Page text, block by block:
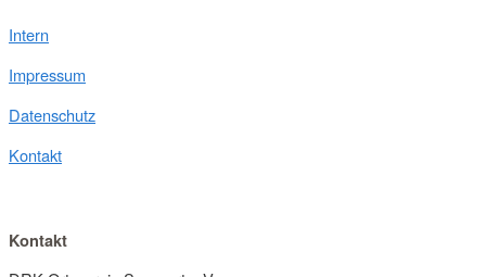
Intern
Impressum
Datenschutz
Kontakt
Kontakt